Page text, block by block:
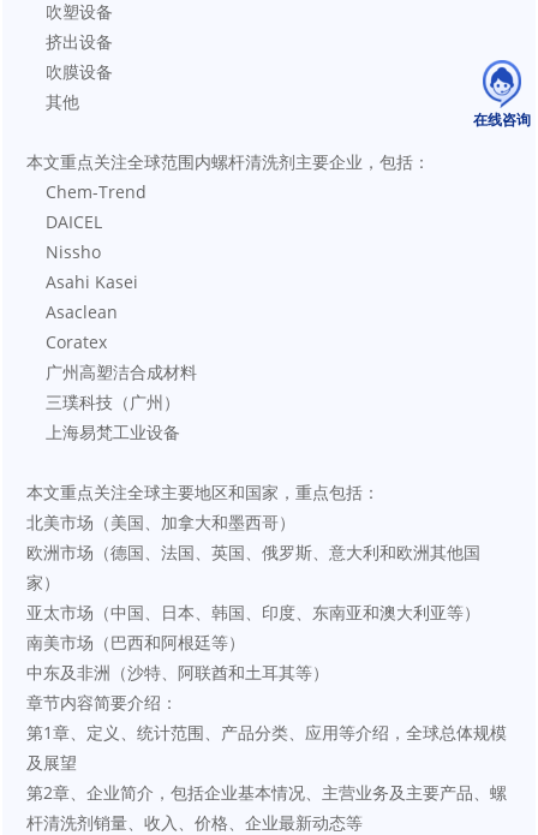
在线咨询
    吹塑设备
    挤出设备
    吹膜设备
    其他
本文重点关注全球范围内螺杆清洗剂主要企业，包括：
    Chem-Trend
    DAICEL
    Nissho
    Asahi Kasei
    Asaclean
    Coratex
    广州高塑洁合成材料
    三璞科技（广州）
    上海易梵工业设备
本文重点关注全球主要地区和国家，重点包括：
北美市场（美国、加拿大和墨西哥）
欧洲市场（德国、法国、英国、俄罗斯、意大利和欧洲其他国
家）
亚太市场（中国、日本、韩国、印度、东南亚和澳大利亚等）
南美市场（巴西和阿根廷等）
中东及非洲（沙特、阿联酋和土耳其等）
章节内容简要介绍：
第1章、定义、统计范围、产品分类、应用等介绍，全球总体规模
及展望
第2章、企业简介，包括企业基本情况、主营业务及主要产品、螺
杆清洗剂销量、收入、价格、企业最新动态等